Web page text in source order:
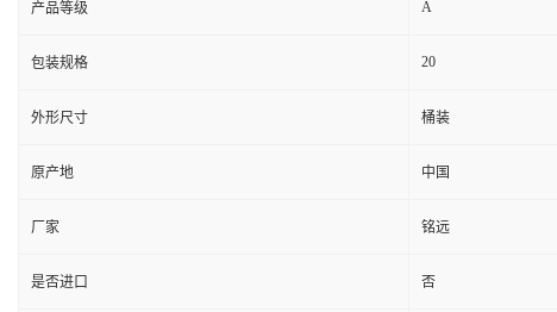
产品等级 A
包装规格 20
外形尺寸 桶装
原产地 中国
厂家 铭远
是否进口 否